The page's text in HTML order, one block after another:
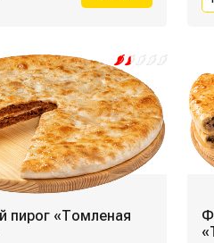
пирог «Томленая